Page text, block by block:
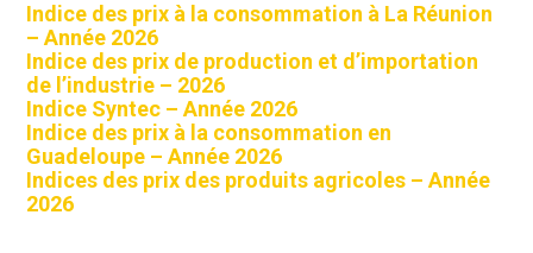
Indice des prix à la consommation à La Réunion
– Année 2026
Indice des prix de production et d’importation
de l’industrie – 2026
Indice Syntec – Année 2026
Indice des prix à la consommation en
Guadeloupe – Année 2026
Indices des prix des produits agricoles – Année
2026